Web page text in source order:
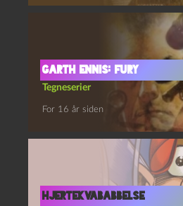
Garth Ennis: Fury
Tegneserier
For 16 år siden
Hjertekvababbelse